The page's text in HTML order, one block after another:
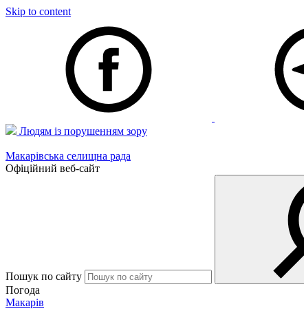
Skip to content
Людям із порушенням зору
Макарівська селищна рада
Офіційний веб-сайт
Пошук по сайту
Погода
Макарів